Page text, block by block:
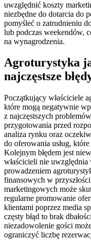
uwzględnić koszty
niezbędne do dotarcia do
pomyśleć o zatrudnieniu
lub podczas weekendów,
na wynagrodzenia.
Agroturystyka
najczęstsze
Początkujący właściciele
które mogą negatywnie
z najczęstszych
przygotowania przed
analiza rynku oraz
do oferowania usług,
Kolejnym błędem jest
właścicieli nie
prowadzeniem
finansowych w
marketingowych może
regularne promowanie
klientami poprzez media
częsty błąd to brak
niezadowolenie gości
ograniczyć liczbę